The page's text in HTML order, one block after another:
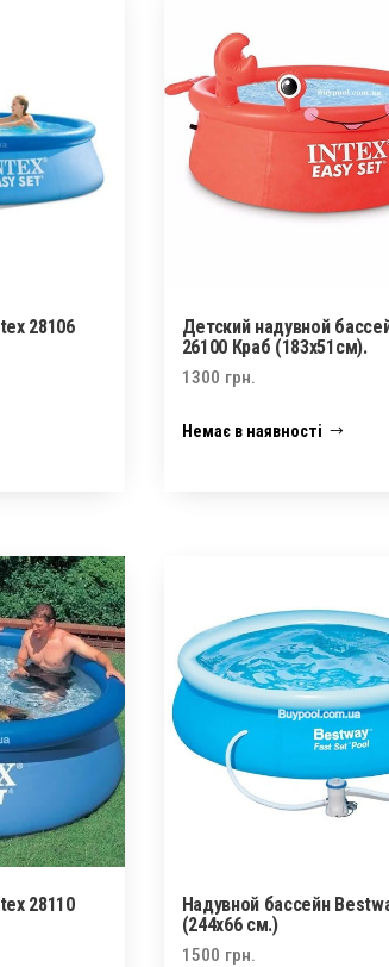
28106
Детский надувной
26100 Краб (183х51см).
1300 грн.
Немає в наявності
28110
Надувной бассейн
(244х66 см.)
1500 грн.